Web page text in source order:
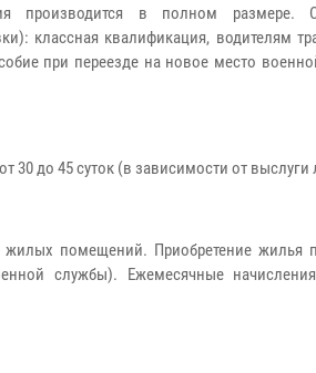
производится в полном размере.
классная квалификация, водителям
при переезде на новое место
до 45 суток (в зависимости от выслуги
помещений. Приобретение жилья
службы). Ежемесячные начисления